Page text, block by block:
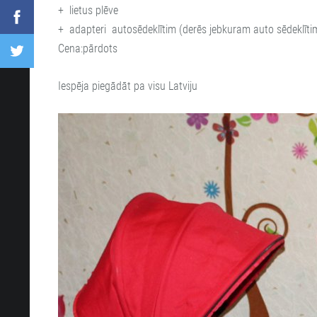
+ lietus plēve
+ adapteri autosēdeklītim (derēs jebkuram auto
Cena:pārdots
Iespēja piegādāt pa visu Latviju